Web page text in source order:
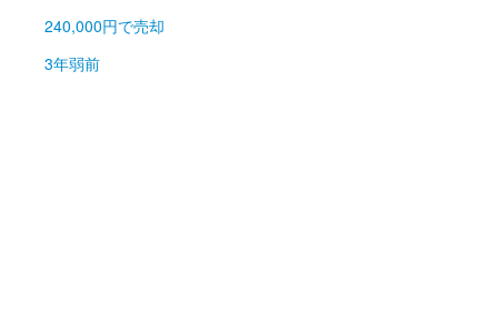
240,000円で売却
3年弱前